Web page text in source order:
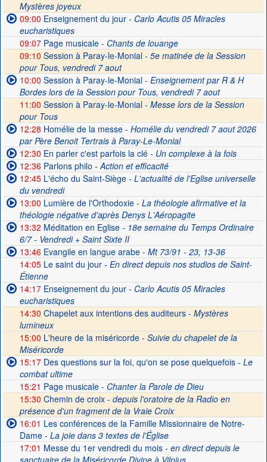
Mystères joyeux
09:00 Enseignement du jour- Carlo Acutis 05 Miracles
eucharistiques
09:07Page musicale- Chants de louange
09:10 Session à Paray-le-Monial - 5e matinée de la Session
pour Tous, vendredi 7 aout
10:00 Session à Paray-le-Monial- Enseignement par R & H
Bordes lors de la Session pour Tous, vendredi 7 aout
11:00 Session à Paray-le-Monial - Messe lors de la Session
pour Tous
12:28 Homélie de la messe- Homélie du vendredi 7 aout 2026
par Père Benoit Tertrais à Paray-Le-Monial
12:30 En parler c'est parfois la clé- Un complexe à la fois
12:36Parlons philo - Action et efficacité
12:45L'écho du Saint-Siège- L'actualité de l'Eglise universelle
du vendredi
13:00 Lumière de l'Orthodoxie- La théologie afirmative et la
théologie négative d'après Denys L'Aéropagite
13:32 Méditation en Eglise- 18e semaine du Temps Ordinaire
6/7 - Vendredi + Saint Sixte II
13:46Evangile en langue arabe- Mt 73/91 - 23, 13-36
14:05Le saint du jour- En direct depuis nos studios de Saint-
Étienne
14:17Enseignement du jour- Carlo Acutis 05 Miracles
eucharistiques
14:30 Chapelet aux intentions des auditeurs - Mystères
lumineux
15:00 L'heure de la miséricorde - Suivie du chapelet de la
Miséricorde
15:17Des questions sur la foi, qu'on se pose quelquefois- Le
combat ultime
15:21 Page musicale- Chanter la Parole de Dieu
15:30 Chemin de croix - depuis l'oratoire de la Radio en
présence d'un fragment de la Vraie Croix
16:01 Les conférences de la Famille Missionnaire de Notre-
Dame- La joie dans 3 textes de l'Église
17:01 Messe du 1er vendredi du mois- en direct depuis le
sanctuaire de la Miséricorde Divine à Vilnius